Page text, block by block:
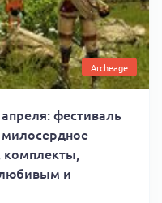
Archeage
фестиваль
и